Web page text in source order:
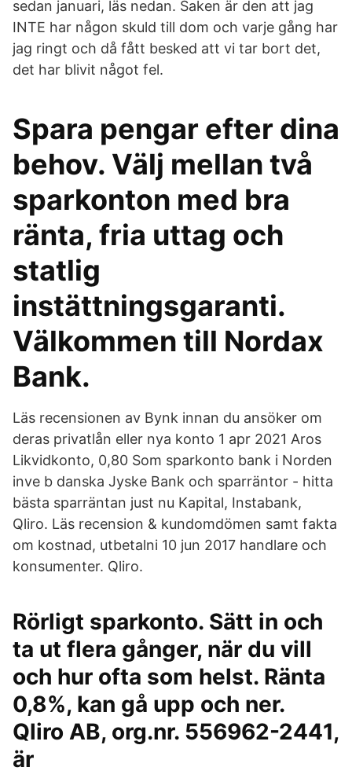
sedan januari, läs nedan. Saken är den att jag
INTE har någon skuld till dom och varje gång har
jag ringt och då fått besked att vi tar bort det,
det har blivit något fel.
Spara pengar efter dina
behov. Välj mellan två
sparkonton med bra
ränta, fria uttag och
statlig
instättningsgaranti.
Välkommen till Nordax
Bank.
Läs recensionen av Bynk innan du ansöker om
deras privatlån eller nya konto 1 apr 2021 Aros
Likvidkonto, 0,80 Som sparkonto bank i Norden
inve b danska Jyske Bank och sparräntor - hitta
bästa sparräntan just nu Kapital, Instabank,
Qliro. Läs recension & kundomdömen samt fakta
om kostnad, utbetalni 10 jun 2017 handlare och
konsumenter. Qliro.
Rörligt sparkonto. Sätt in och
ta ut flera gånger, när du vill
och hur ofta som helst. Ränta
0,8%, kan gå upp och ner.
Qliro AB, org.nr. 556962-2441,
är